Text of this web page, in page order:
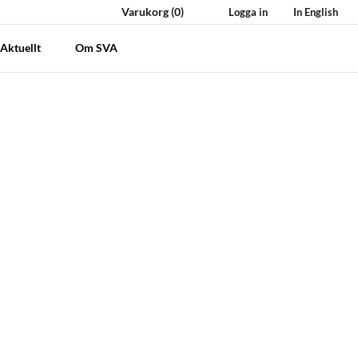
Varukorg(0) Logga in In English
Aktuellt Om SVA